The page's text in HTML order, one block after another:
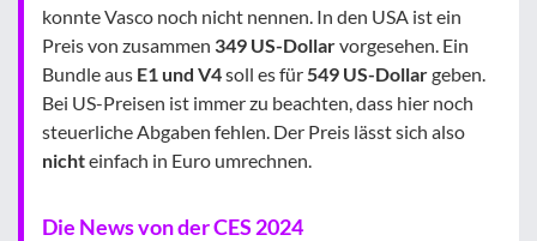
konnte Vasco noch nicht nennen. In den USA ist ein
Preis von zusammen 349 US-Dollarvorgesehen. Ein
Bundle aus E1 und V4soll es für 549 US-Dollargeben.
Bei US-Preisen ist immer zu beachten, dass hier noch
steuerliche Abgaben fehlen. Der Preis lässt sich also
nichteinfach in Euro umrechnen.
Die News von der CES 2024